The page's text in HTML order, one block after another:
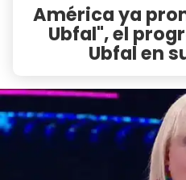
América ya
Ubfal", el
Ubfal en